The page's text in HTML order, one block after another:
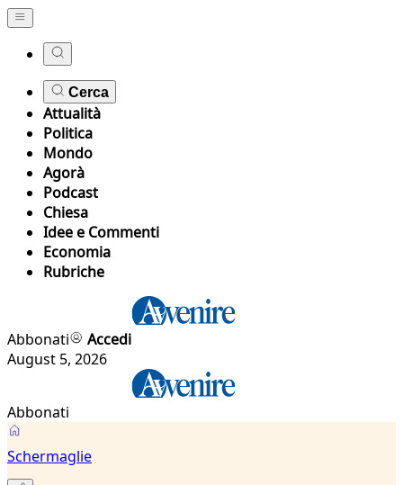
Cerca
Attualità
Politica
Mondo
Agorà
Podcast
Chiesa
Idee e Commenti
Economia
Rubriche
Abbonati
Accedi
August 5, 2026
Abbonati
Schermaglie